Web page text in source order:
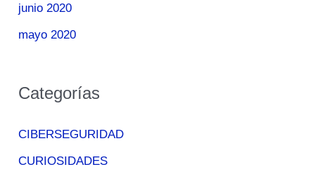
junio 2020
mayo 2020
Categorías
CIBERSEGURIDAD
CURIOSIDADES